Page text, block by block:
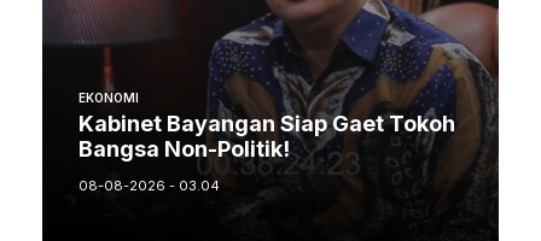
EKONOMI
Kabinet Bayangan Siap Gaet Tokoh
Bangsa Non-Politik!
08-08-2026 - 03.04